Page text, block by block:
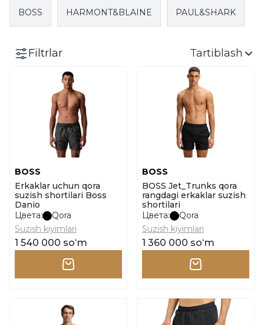
BOSS HARMONT&BLAINE PAUL&SHARK
Filtrlar Tartiblash
BOSS
Erkaklar uchun qora
suzish shortilari Boss
Danio
Цвета:
Qora
Suzish kiyimlari
1 540 000 soʻm
BOSS
BOSS Jet_Trunks qora
rangdagi erkaklar suzish
shortilari
Цвета:
Qora
Suzish kiyimlari
1 360 000 soʻm